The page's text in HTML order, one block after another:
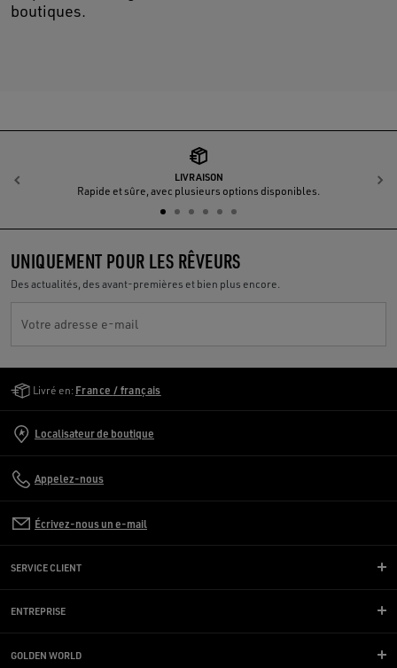
boutiques.
LIVRAISON
Rapide et sûre, avec plusieurs options disponibles.
Précédent
UNIQUEMENT POUR LES RÊVEURS
Des actualités, des avant-premières et bien plus encore.
Votre adresse e-mail
Livré en: France / français
Localisateur de boutique
Appelez-nous
Écrivez-nous un e-mail
SERVICE CLIENT
ENTREPRISE
GOLDEN WORLD